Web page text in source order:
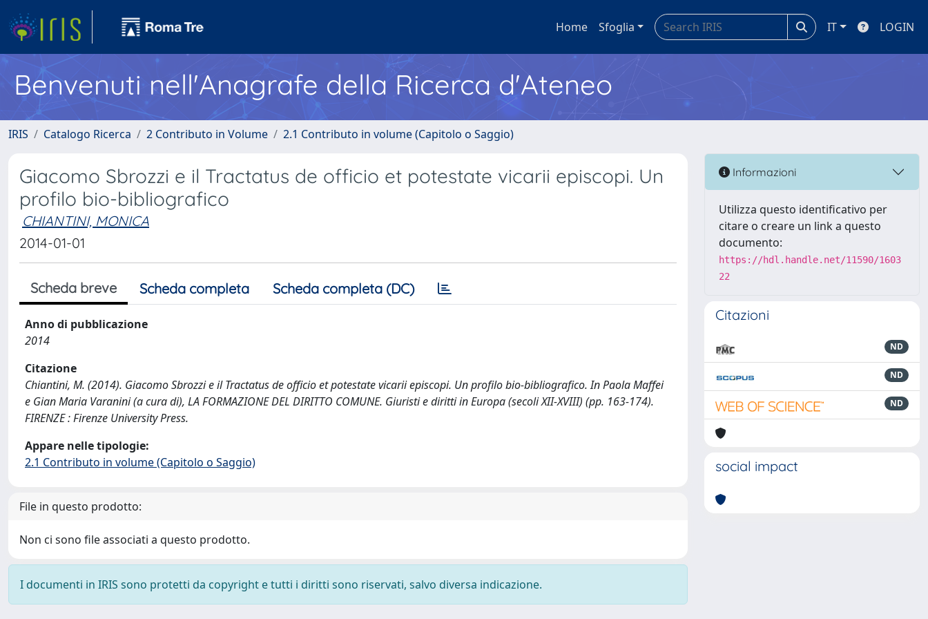
Home Sfoglia IT LOGIN
Benvenuti nell'Anagrafe della Ricerca d'Ateneo
IRIS Catalogo Ricerca 2 Contributo in Volume 2.1 Contributo in volume (Capitolo o Saggio)
Giacomo Sbrozzi e il Tractatus de officio et potestate vicarii episcopi. Un
profilo bio-bibliografico
CHIANTINI, MONICA
2014-01-01
Scheda breve Scheda completa Scheda completa (DC)
Anno di pubblicazione
2014
Citazione
Chiantini, M. (2014). Giacomo Sbrozzi e il Tractatus de officio et potestate vicarii episcopi. Un profilo bio-bibliografico. In Paola Maffei
e Gian Maria Varanini (a cura di), LA FORMAZIONE DEL DIRITTO COMUNE. Giuristi e diritti in Europa (secoli XII-XVIII) (pp. 163-174).
FIRENZE : Firenze University Press.
Appare nelle tipologie:
2.1 Contributo in volume (Capitolo o Saggio)
File in questo prodotto:
Non ci sono file associati a questo prodotto.
I documenti in IRIS sono protetti da copyright e tutti i diritti sono riservati, salvo diversa indicazione.
Informazioni
Utilizza questo identificativo per
citare o creare un link a questo
documento:
https://hdl.handle.net/11590/1603
22
Citazioni
ND
ND
ND
social impact